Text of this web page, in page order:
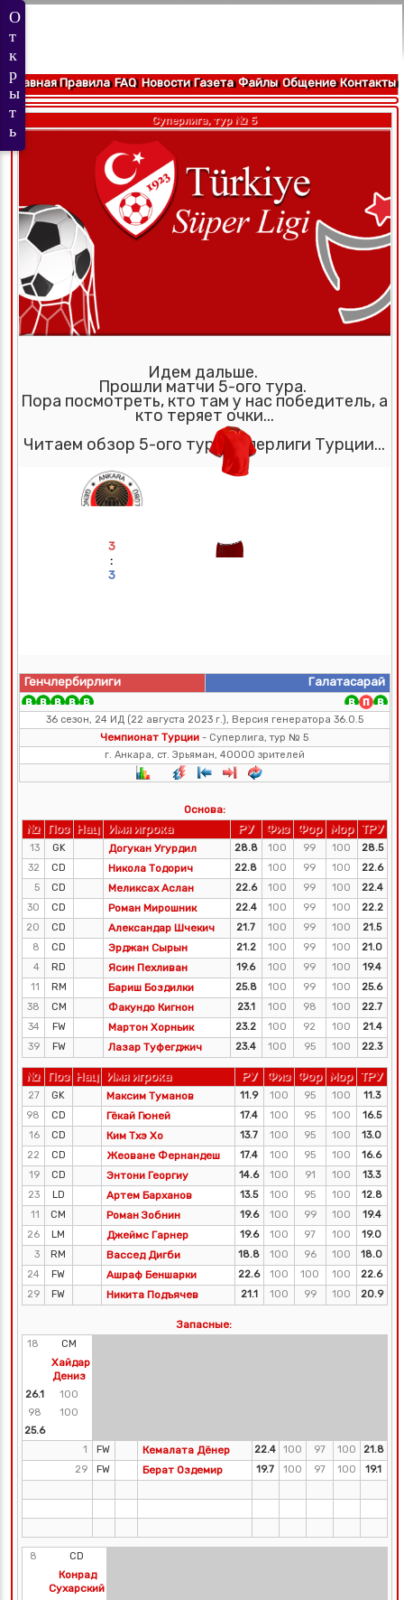
Главная Правила FAQ Новости Газета Файлы Общение Контакты
Суперлига, тур № 5
Идем дальше.
Прошли матчи 5-ого тура.
Пора посмотреть, кто там у нас победитель, а
кто теряет очки...
Читаем обзор 5-ого тура Суперлиги Турции...
3
:
3
Генчлербирлиги Галатасарай
36 сезон, 24 ИД (22 августа 2023 г.), Версия генератора 36.0.5
Чемпионат Турции - Суперлига, тур № 5
г. Анкара, ст. Эрьяман, 40000 зрителей
Основа:
№ Поз Нац Имя игрока РУ Физ Фор Мор ТРУ
13 GK Догукан Угурдил 28.8 100 99 100
28.5
32
CD Никола Тодорич 22.8 100 99 100
22.6
5
CD Меликсах Аслан 22.6 100 99 100
22.4
30
CD Роман Мирошник 22.4 100 99 100
22.2
20
CD Александар Шчекич 21.7 100 99 100
21.5
8
CD Эрджан Сырын 21.2 100 99 100
21.0
4
RD Ясин Пехливан 19.6 100 99 100
19.4
11
RM Бариш Боздилки 25.8 100 99 100
25.6
38
CM Факундо Кигнон 23.1 100 98 100
22.7
34
FW Мартон Хорньик 23.2 100 92 100
21.4
39
FW Лазар Туфегджич 23.4 100 95 100 22.3
№ Поз Нац Имя игрока РУ Физ Фор Мор ТРУ
27 GK Максим Туманов 11.9 100 95 100
11.3
98
CD Гёкай Гюней 17.4 100 95 100
16.5
16
CD Ким Тхэ Хо 13.7 100 95 100
13.0
22
CD Жеоване Фернандеш 17.4 100 95 100
16.6
19
CD Энтони Георгиу 14.6 100 91 100
13.3
23
LD Артем Барханов 13.5 100 95 100
12.8
11
CM Роман Зобнин 19.6 100 99 100
19.4
26
LM Джеймс Гарнер 19.6 100 97 100
19.0
3
RM Вассед Дигби 18.8 100 96 100
18.0
24
FW Ашраф Беншарки 22.6 100 100 100
22.6
29
FW Никита Подъячев 21.1 100 99 100 20.9
Запасные:
18 CM
Хайдар
Дениз
26.1
100
98
100
25.6
1
FW Кемалата Дёнер 22.4 100 97 100
21.8
29
FW Берат Оздемир 19.7 100 97 100 19.1
8 CD
Конрад
Сухарский